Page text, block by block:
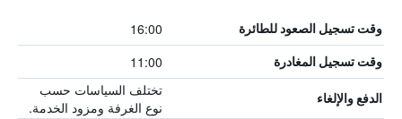
وقت تسجيل الصعود للطائرة 16:00
وقت تسجيل المغادرة 11:00
الدفع والإلغاء
تختلف السياسات حسب
نوع الغرفة ومزود الخدمة.